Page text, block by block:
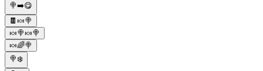
🍭➡️😋
🍫🍬🍭
🍬🍭🍬🍭
🍬🌈🍭
🍭❄️